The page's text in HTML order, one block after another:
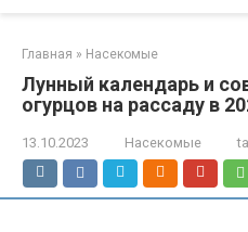
Главная » Насекомые
Лунный календарь и
огурцов на рассаду в
13.10.2023 Насекомые